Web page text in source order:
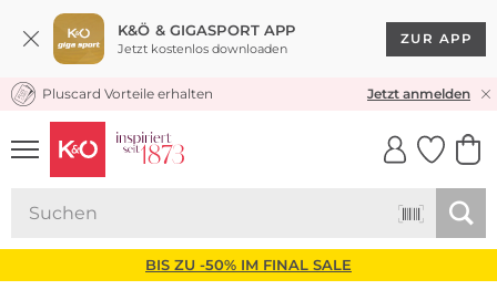
K&Ö & GIGASPORT APP
Jetzt kostenlos downloaden
ZUR APP
KOSTENLOSER VERSAND* & RÜCKVERSAND
Pluscard Vorteile erhalten Jetzt anmelden
UNSERE APP
CLICK &
BIS ZU -50% IM FINAL SALE